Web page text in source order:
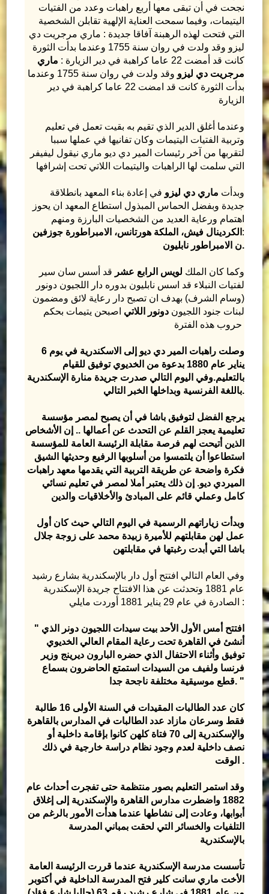
نجحت في أن تبقى معها أربع راهبات وعدد من الفتيات
اليتيمات، وفيما سمحت العناية الإلهية تقابلن الشخصية
التي فتحت لهذه الرهبنة آفاقا جديدة : ماري مرجريت دي
ليزو وقد ولدت في روان سنة 1755 وعندما بدأت الثورة
كانت قد أمضت 22 عاما كراهبة في دير الزيارة :
ماري
مرجريت دي ليزو
وقد ولدت في روان سنة 1755 وعندما
بدأت الثورة كانت قد امضت 22 عاما كراهبة في دير
الزيارة
وعندما أغلق الدير الذي تقيم به بقيت تعمل في تعليم
وتربية الفتيات اليتيمات وكان تفانيها في عملها سببا
لتقربها من آخر رئيسات المير دي ديو ماري نيقول ليفيفر
التي سلمت لها الراهبات واليتيمات اللاتي تحت إشرافها
وبدأت ماري دي ليزو في إعادة بناء المعهد بانطلاقة
جديدة وبفضل الحماس المبذول استطاع المعهد ان يحوز
اهتمام ورعاية العديد من الشخصيات البارزة ومنهم
: الكردينال فيش، الملكة هورتانس، الامبراطورة جوزفين
ن الامبراطور نابليون.
وكما كان الملك لويس الرابع عشر قد أسس سان سير
لفتيات النبلاء قد اسس نابليون بدوره دار اللجيون دونور
(وسام الشرف) بهدف ان تصبح دار رعاية لائق ومضمون
لبنات جنود اللجيوندونور اللاتي اصبحن يتيمات بحكم
وصلت راهبات المير دي ديو إلى الاسكندرية في يوم 6
يناير عام 1880 بدعوة من الخديوي توفيق للقيام
بالتعليم.وفي اليوم التالي صدرت جريدة منارة الإسكندرية
باللغة الفرنسية وبداخلها الخبر التالي.
يرجع الفضل لتوفيق باشا في أن يصبح لمصر مؤسسة
تعليمية يعجز القلم عن التحدث عن أعمالها .. إن الأشخاص
الذين أتيحت لهم فرصة مقابلة الرئيسة العامة للمؤسسة
استطاعوا أن يلتمسوا من أسلوبها الرفيع وحديثها الشيق
فكرة واضحة عن طريقة التربية التي يقدمها معهد راهبات
الميردي ديو. إن ذلك يعتبر أملا لمصر في تعليم نسائي
كامل وعملي قائم على المبادئ والأخلاقيات والدين
وبدأت زياراتهم الرسمية في اليوم التالي حيث كان أول
عمل لهن مقابلتهم للأميرة زبيدة محمد على زوجة جلال
باشا التي أبدت رغبتها في مقابلتهن
وفي العام التالي افتتح أول دار بالإسكندرية بشارع رشيد
عام 1881 وتحدثت عن هذا الافتتاح جريدة الإسكندرية
الصادرة في عام 29 يناير 1881 أوردت مايلي :
" افتتح أمس الأول الأحد بيت سيدات اللجيون دونر الذي
أنشئ في القاهرة تحت رعاية المقام العالي الخديوي
توفيق وأثناء الاحتفال الذي حضره البارون ديرينج وزير
فرنسا ولفيف من السيدات استمتع الحاضرون بسماع
قطع موسيقية مختلفة ناجحة جدا. "
كان عدد الطالبات المقيدات في السنة الأولى 16 طالبة
فقط وسرعان مازاد عدد الطالبات في المدارس بالقاهرة
والإسكندرية إلى 70 فتاة كلهن كانوا بإقامة داخلية أو
نصف داخلية لعدم وجود نظام دراسة خارجية في ذلك
الوقت .
وقد استمر التعليم بصور منتظمة حتى تفجرت أحداث عام
1882 واضطرت مدارس القاهرة والإسكندرية إلى إغلاق
أبوابها، وعادت إلى نشاطها عندما هدأت الأمور بالرغم من
التلفيات والخسائر التي لحقت بمباني المدرسة
بالإسكندرية
تأسست مدرسة الإسكندرية عندما قررت الرئيسة العامة
الأخت ماري سانت كلير فتح المدرسة الداخلية في أكتوبر